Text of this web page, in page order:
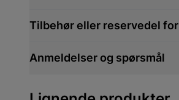
Tilbehør eller reservedel for
Anmeldelser og spørsmål